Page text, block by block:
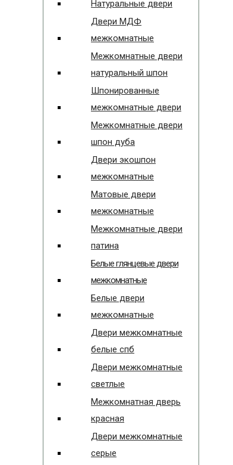
Натуральные двери
Двери МДФ
межкомнатные
Межкомнатные двери
натуральный шпон
Шпонированные
межкомнатные двери
Межкомнатные двери
шпон дуба
Двери экошпон
межкомнатные
Матовые двери
межкомнатные
Межкомнатные двери
патина
Белые глянцевые двери
межкомнатные
Белые двери
межкомнатные
Двери межкомнатные
белые спб
Двери межкомнатные
светлые
Межкомнатная дверь
красная
Двери межкомнатные
серые